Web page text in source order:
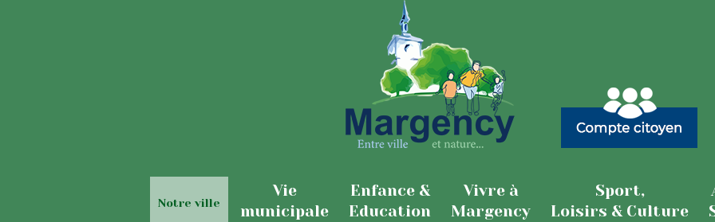
Notre ville
Vie
municipale
Enfance &
Education
Vivre à
Margency
Sport,
Loisirs & Culture